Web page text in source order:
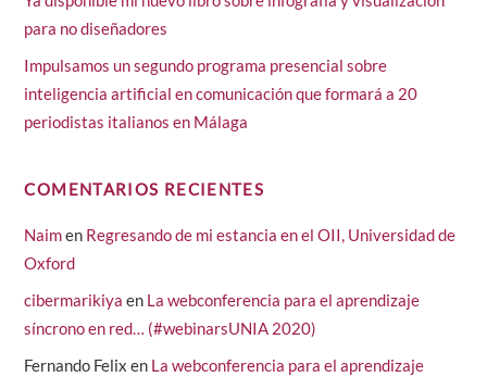
para no diseñadores
Impulsamos un segundo programa presencial sobre
inteligencia artificial en comunicación que formará a 20
periodistas italianos en Málaga
COMENTARIOS RECIENTES
Naimen Regresando de mi estancia en el OII, Universidad de
Oxford
cibermarikiya en La webconferencia para el aprendizaje
síncrono en red… (#webinarsUNIA 2020)
Fernando Felix en La webconferencia para el aprendizaje